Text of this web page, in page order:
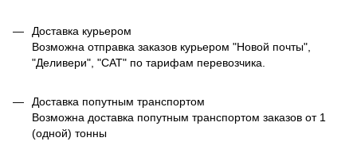
Доставка курьером
Возможна отправка заказов курьером "Новой почты",
"Деливери", "САТ" по тарифам перевозчика.
Доставка попутным транспортом
Возможна доставка попутным транспортом заказов от 1
(одной) тонны